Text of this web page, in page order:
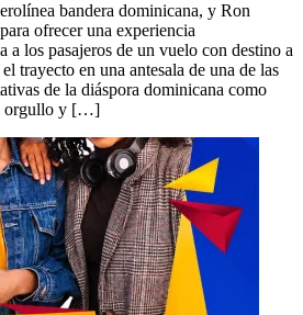
bandera dominicana, y Ron
ofrecer una experiencia
a los pasajeros de un vuelo con destino a
trayecto en una antesala de una de las
de la diáspora dominicana como
orgullo y […]